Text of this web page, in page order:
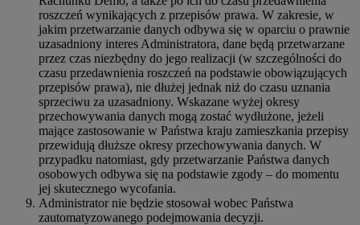
roszczeń wynikających z przepisów prawa. W zakresie, w
jakim przetwarzanie danych odbywa się w oparciu o prawnie
uzasadniony interes Administratora, dane będą przetwarzane
przez czas niezbędny do jego realizacji (w szczególności do
czasu przedawnienia roszczeń na podstawie obowiązujących
przepisów prawa), nie dłużej jednak niż do czasu uznania
sprzeciwu za uzasadniony. Wskazane wyżej okresy
przechowywania danych mogą zostać wydłużone, jeżeli
mające zastosowanie w Państwa kraju zamieszkania przepisy
przewidują dłuższe okresy przechowywania danych. W
przypadku natomiast, gdy przetwarzanie Państwa danych
osobowych odbywa się na podstawie zgody – do momentu
jej skutecznego wycofania.
Administrator nie będzie stosował wobec Państwa
zautomatyzowanego podejmowania decyzji.